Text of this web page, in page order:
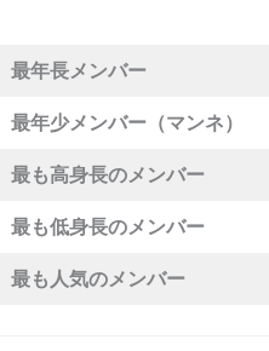
最年長メンバー
最年少メンバー（マンネ）
最も高身長のメンバー
最も低身長のメンバー
最も人気のメンバー